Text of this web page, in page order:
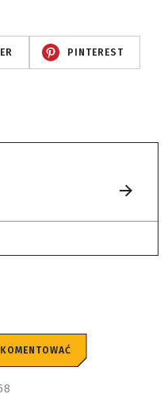
PINTEREST